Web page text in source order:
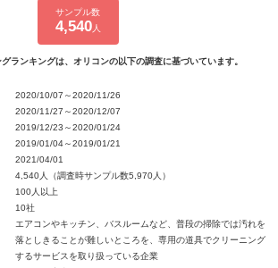
サンプル数
4,540人
ランキングは、オリコンの以下の調査に基づいています。
2020/10/07～2020/11/26
2020/11/27～2020/12/07
2019/12/23～2020/01/24
2019/01/04～2019/01/21
2021/04/01
4,540人（調査時サンプル数5,970人）
100人以上
10社
エアコンやキッチン、バスルームなど、普段の掃除では汚れを
落としきることが難しいところを、専用の道具でクリーニング
するサービスを取り扱っている企業